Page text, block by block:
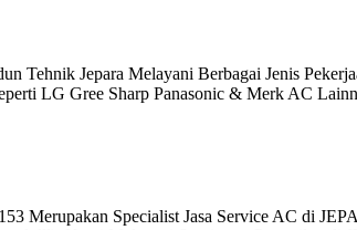
Tehnik Jepara Melayani Berbagai Jenis
LG Gree Sharp Panasonic & Merk AC
Specialist Jasa Service AC di